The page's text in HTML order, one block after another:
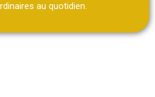
au quotidien.